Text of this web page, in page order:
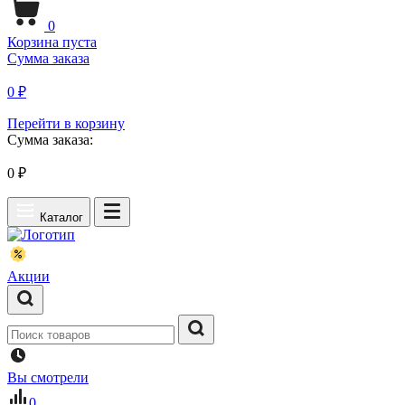
0
Корзина пуста
Сумма заказа
0 ₽
Перейти в корзину
Сумма заказа:
0 ₽
Каталог
Акции
Вы смотрели